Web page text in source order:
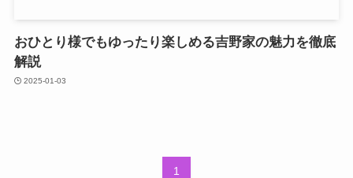
おひとり様でもゆったり楽しめる吉野家の魅力を徹底
解説
2025-01-03
1